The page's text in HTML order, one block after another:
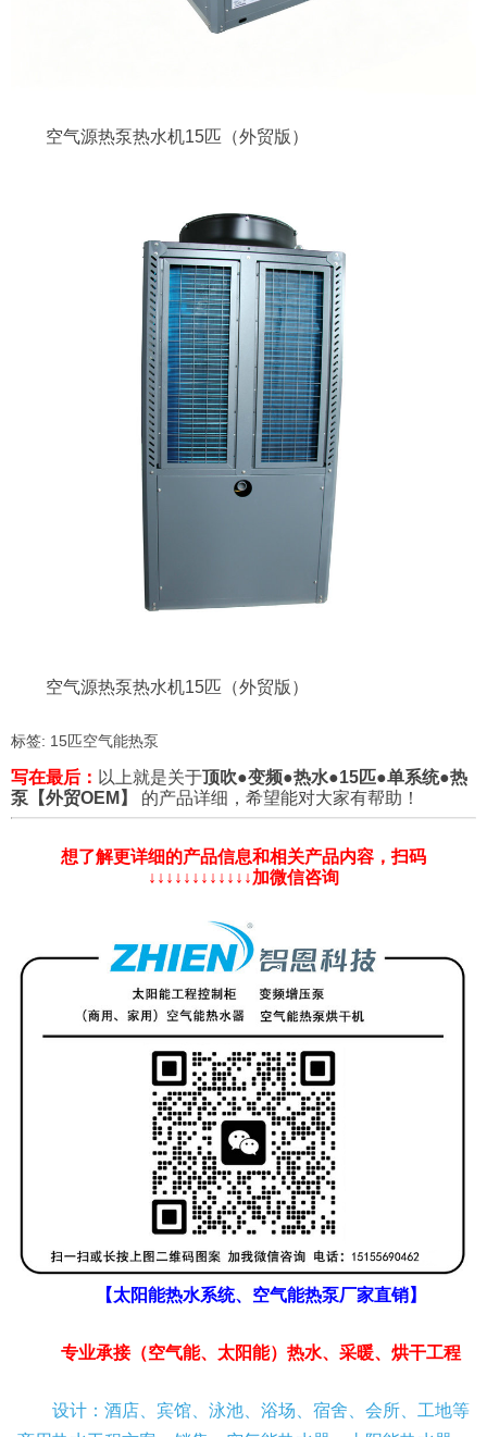
空气源热泵热水机15匹（外贸版）
空气源热泵热水机15匹（外贸版）
标签: 15匹空气能热泵
写在最后： 以上就是关于顶吹●变频●热水●15匹●单系统●热
泵【外贸OEM】
的产品详细，希望能对大家有帮助！
想了解更详细的产品信息和相关产品内容，扫码
↓↓↓↓↓↓↓↓↓↓↓↓加微信咨询
【太阳能热水系统、空气能热泵厂家直销】
专业承接（空气能、太阳能）热水、采暖、烘干工程
设计：酒店、宾馆、泳池、浴场、宿舍、会所、工地等